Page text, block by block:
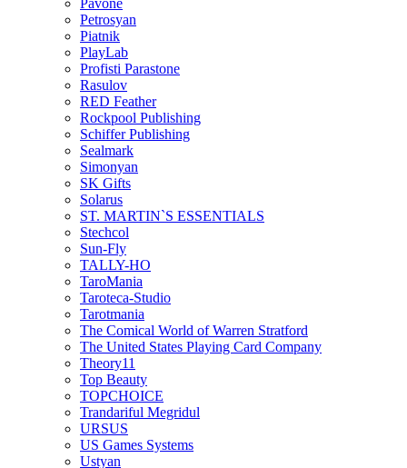
Pavone
Petrosyan
Piatnik
PlayLab
Profisti Parastone
Rasulov
RED Feather
Rockpool Publishing
Schiffer Publishing
Sealmark
Simonyan
SK Gifts
Solarus
ST. MARTIN`S ESSENTIALS
Stechcol
Sun-Fly
TALLY-HO
TaroMania
Taroteca-Studio
Tarotmania
The Comical World of Warren Stratford
The United States Playing Card Company
Theory11
Top Beauty
TOPCHOICE
Trandariful Megridul
URSUS
US Games Systems
Ustyan